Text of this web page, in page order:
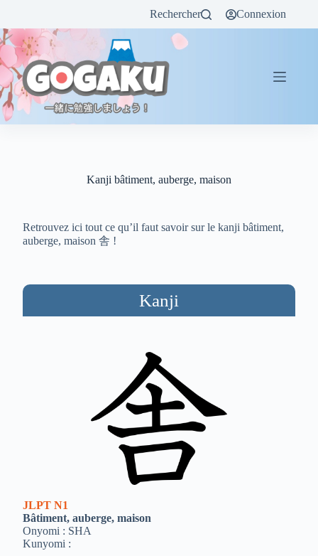
Rechercher Connexion
Kanji bâtiment, auberge, maison
Retrouvez ici tout ce qu’il faut savoir sur le kanji bâtiment,
auberge, maison 舎 !
Kanji
JLPT N1
Bâtiment, auberge, maison
Onyomi : SHA
Kunyomi :